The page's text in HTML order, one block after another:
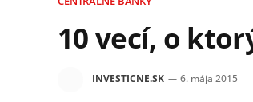
10 vecí, o
INVESTICNE.SK 6. mája 2015